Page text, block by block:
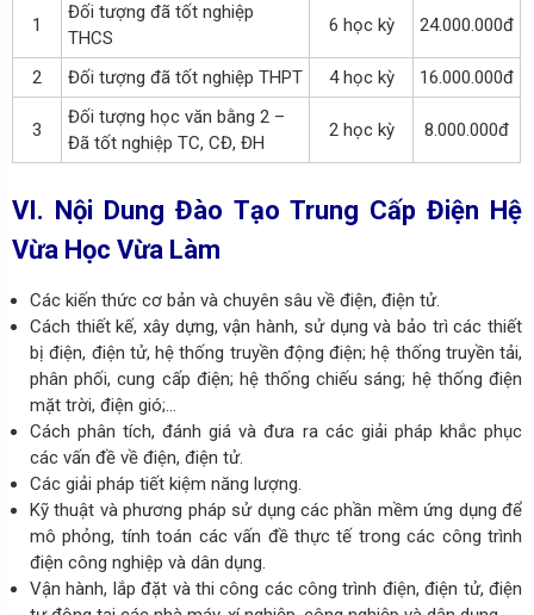
1
Đối tượng đã tốt nghiệp
THCS
6 học kỳ 24.000.000đ
2 Đối tượng đã tốt nghiệp THPT 4 học kỳ 16.000.000đ
3
Đối tượng học văn bằng 2 –
Đã tốt nghiệp TC, CĐ, ĐH
2 học kỳ 8.000.000đ
VI. Nội Dung Đào Tạo Trung Cấp Điện Hệ
Vừa Học Vừa Làm
Các kiến thức cơ bản và chuyên sâu về điện, điện tử.
Cách thiết kế, xây dựng, vận hành, sử dụng và bảo trì các thiết
bị điện, điện tử, hệ thống truyền động điện; hệ thống truyền tải,
phân phối, cung cấp điện; hệ thống chiếu sáng; hệ thống điện
mặt trời, điện gió;…
Cách phân tích, đánh giá và đưa ra các giải pháp khắc phục
các vấn đề về điện, điện tử.
Các giải pháp tiết kiệm năng lượng.
Kỹ thuật và phương pháp sử dụng các phần mềm ứng dụng để
mô phỏng, tính toán các vấn đề thực tế trong các công trình
điện công nghiệp và dân dụng.
Vận hành, lắp đặt và thi công các công trình điện, điện tử, điện